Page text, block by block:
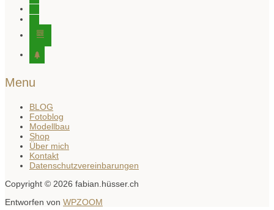
editor-
kitchensink
tree
Menu
BLOG
Fotoblog
Modellbau
Shop
Über mich
Kontakt
Datenschutzvereinbarungen
Copyright © 2026 fabian.hüsser.ch
Entworfen von WPZOOM